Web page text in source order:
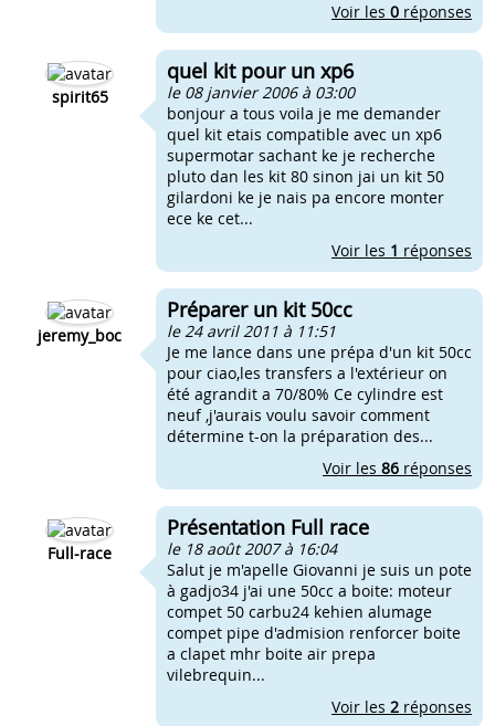
Voir les 0 réponses
spirit65
quel kit pour un xp6
le 08 janvier 2006 à 03:00
bonjour a tous voila je me demander
quel kit etais compatible avec un xp6
supermotar sachant ke je recherche
pluto dan les kit 80 sinon jai un kit 50
gilardoni ke je nais pa encore monter
ece ke cet...
Voir les 1 réponses
jeremy_boc
Préparer un kit 50cc
le 24 avril 2011 à 11:51
Je me lance dans une prépa d'un kit 50cc
pour ciao,les transfers a l'extérieur on
été agrandit a 70/80% Ce cylindre est
neuf ,j'aurais voulu savoir comment
détermine t-on la préparation des...
Voir les 86 réponses
Full-race
Présentation Full race
le 18 août 2007 à 16:04
Salut je m'apelle Giovanni je suis un pote
à gadjo34 j'ai une 50cc a boite: moteur
compet 50 carbu24 kehien alumage
compet pipe d'admision renforcer boite
a clapet mhr boite air prepa
vilebrequin...
Voir les 2 réponses